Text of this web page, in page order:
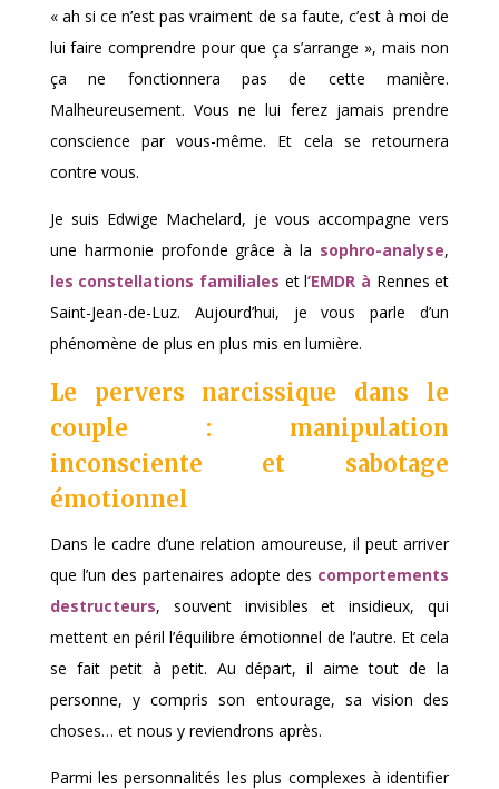
« ah si ce n’est pas vraiment de sa faute, c’est à moi de
lui faire comprendre pour que ça s’arrange », mais non
ça ne fonctionnera pas de cette manière.
Malheureusement. Vous ne lui ferez jamais prendre
conscience par vous-même. Et cela se retournera
contre vous.
Je suis Edwige Machelard, je vous accompagne vers
une harmonie profonde grâce à la sophro-analyse,
les constellations familiales et l’EMDR à Rennes et
Saint-Jean-de-Luz. Aujourd’hui, je vous parle d’un
phénomène de plus en plus mis en lumière.
Le pervers narcissique dans le
couple : manipulation
inconsciente et sabotage
émotionnel
Dans le cadre d’une relation amoureuse, il peut arriver
que l’un des partenaires adopte des comportements
destructeurs, souvent invisibles et insidieux, qui
mettent en péril l’équilibre émotionnel de l’autre. Et cela
se fait petit à petit. Au départ, il aime tout de la
personne, y compris son entourage, sa vision des
choses… et nous y reviendrons après.
Parmi les personnalités les plus complexes à identifier